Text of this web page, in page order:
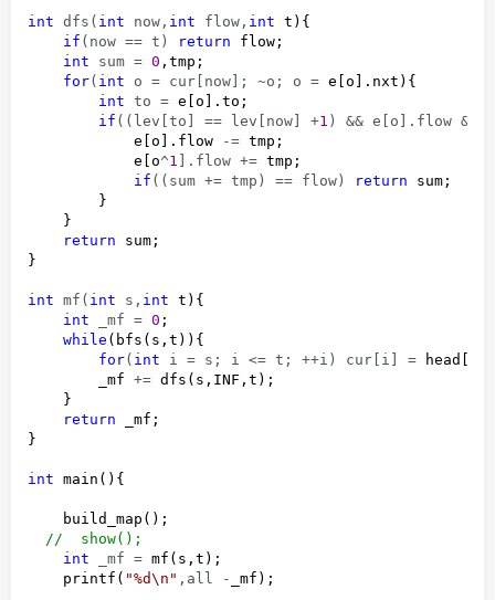
int dfs( int now, int flow, int t){
if (now == t) return flow;
int sum = 0 ,tmp;
for( int o = cur[now]; ~o; o = e[o].nxt){
int to = e[o].to;
if ((lev[to] == lev[now] +1 ) && e[o].flow &&
            e[o].flow
-= tmp;
            e[o
^1 ].flow += tmp;
if ((sum += tmp) == flow) return sum;
        }
    }
return sum;
}
int mf( int s, int t){
int _mf = 0 ;
while (bfs(s,t)){
for( int i = s; i <= t; ++i) cur[i] = head[i];
        _mf
+= dfs(s,INF,t);
    }
return _mf;
}
int main(){
    build_map();
//
  show();
int _mf = mf(s,t);
    printf(
"%d\n " ,all - _mf);